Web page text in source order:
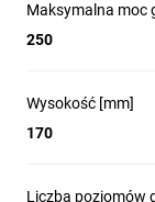
Maksymalna moc
250
Wysokość [mm]
170
Liczba poziomów